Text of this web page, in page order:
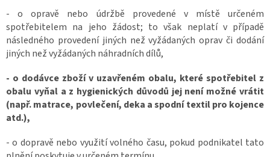
- o opravě nebo údržbě provedené v místě určeném
spotřebitelem na jeho žádost; to však neplatí v případě
následného provedení jiných než vyžádaných oprav či dodání
jiných než vyžádaných náhradních dílů,
- o dodávce zboží v uzavřeném obalu, které spotřebitel z
obalu vyňal a z hygienických důvodů jej není možné vrátit
(např. matrace, povlečení, deka a spodní textil pro kojence
atd.),
- o dopravě nebo využití volného času, pokud podnikatel tato